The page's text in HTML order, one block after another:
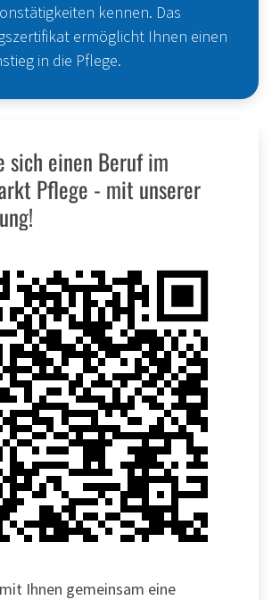
kennen. Das
ermöglicht Ihnen einen
in die Pflege.
sich einen Beruf im
Pflege - mit unserer
Ihnen gemeinsam eine